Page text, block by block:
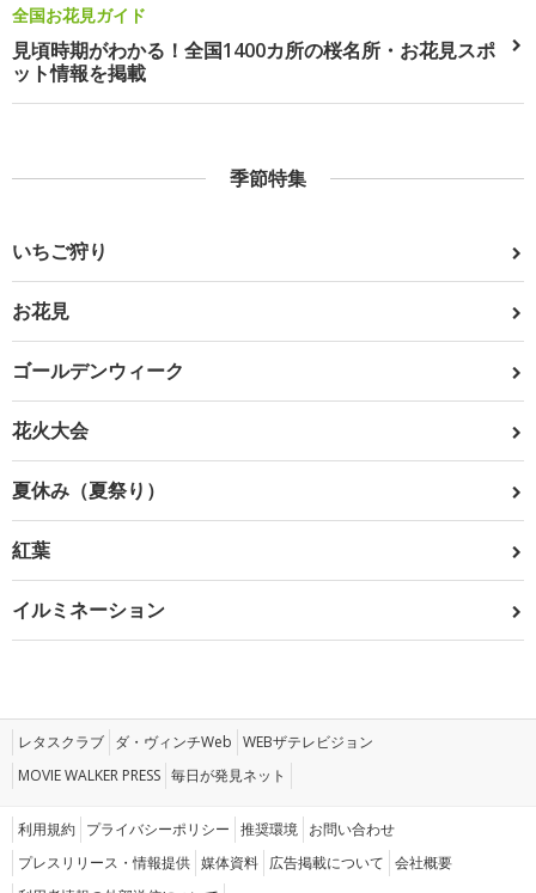
全国お花見ガイド
見頃時期がわかる！全国1400カ所の桜名所・お花見スポ
ット情報を掲載
季節特集
いちご狩り
お花見
ゴールデンウィーク
花火大会
夏休み（夏祭り）
紅葉
イルミネーション
レタスクラブ ダ・ヴィンチWeb WEBザテレビジョン
MOVIE WALKER PRESS 毎日が発見ネット
利用規約 プライバシーポリシー 推奨環境 お問い合わせ
プレスリリース・情報提供 媒体資料 広告掲載について 会社概要